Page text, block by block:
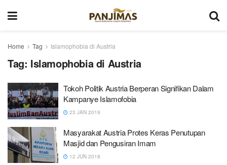
Home Tag Islamophobia di Austria
Tag: Islamophobia di Austria
Tokoh Politik Austria Berperan Signifikan Dalam
Kampanye Islamofobia
23 JAN 2019
Masyarakat Austria Protes Keras Penutupan
Masjid dan Pengusiran Imam
12 JUN 2018